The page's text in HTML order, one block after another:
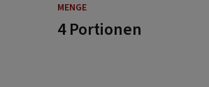
MENGE
4 Portionen